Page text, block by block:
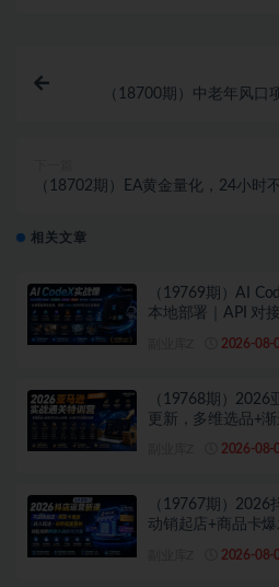
（18700期）中老年风口
（18702期）EA黄金量化，24小时
相关文章
（19769期）AI CodeX实战课｜Windows/Mac
本地部署｜API 对
2026-08-
（19768期）2026
更新，多维选品+
2026-08-
（19767期）2026
动销起店+商品卡
2026-08-